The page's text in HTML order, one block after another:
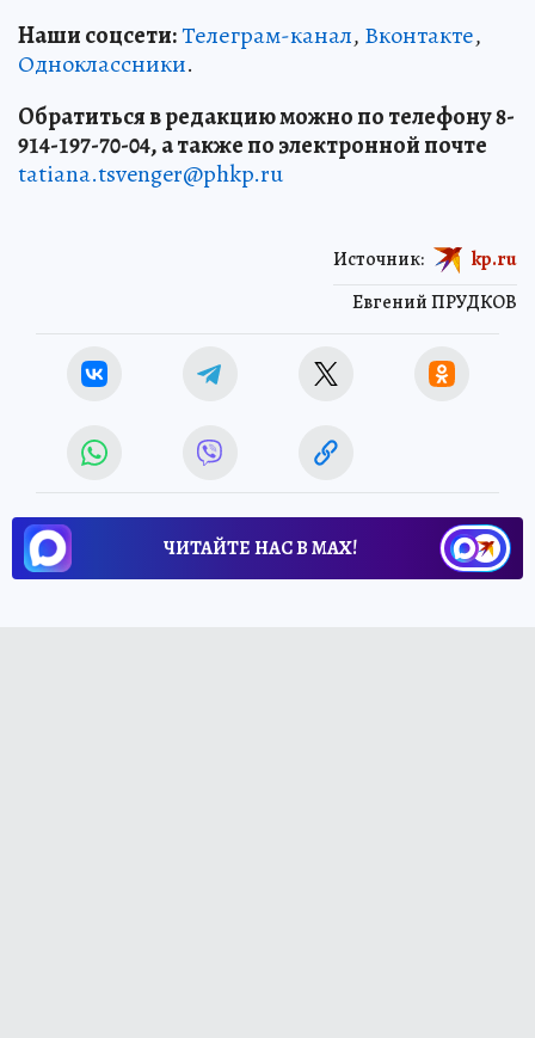
Наши соцсети:Телеграм-канал, Вконтакте,
Одноклассники.
Обратиться в редакцию можно по телефону 8-
914-197-70-04, а также по электронной почте
tatiana.tsvenger@phkp.ru
Евгений ПРУДКОВ
Источник: kp.ru
ЧИТАЙТЕ НАС В МАХ!